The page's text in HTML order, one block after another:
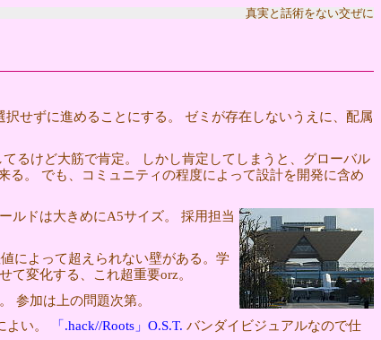
真実と話術をない交ぜに
せずに進めることにする。 ゼミが存在しないうえに、配属
るけど大筋で肯定。 しかし肯定してしまうと、グローバル
。 でも、コミュニティの程度によって設計を開発に含め
ルドは大きめにA5サイズ。 採用担当
によって超えられない壁がある。学
変化する、これ超重要orz。
参加は上の問題次第。
よい。
「.hack//Roots」O.S.T. バンダイビジュアルなので仕